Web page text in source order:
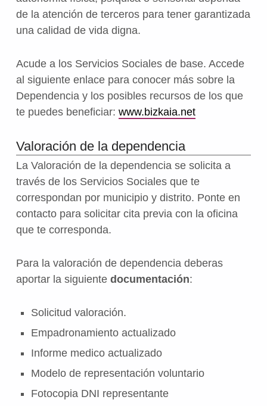
de la atención de terceros para tener garantizada
una calidad de vida digna.
Acude a los Servicios Sociales de base. Accede
al siguiente enlace para conocer más sobre la
Dependencia y los posibles recursos de los que
te puedes beneficiar: www.bizkaia.net
Valoración de la dependencia
La Valoración de la dependencia se solicita a
través de los Servicios Sociales que te
correspondan por municipio y distrito. Ponte en
contacto para solicitar cita previa con la oficina
que te corresponda.
Para la valoración de dependencia deberas
aportar la siguiente documentación:
Solicitud valoración.
Empadronamiento actualizado
Informe medico actualizado
Modelo de representación voluntario
Fotocopia DNI representante